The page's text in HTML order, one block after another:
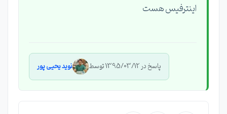
اینترفیس هست
پاسخ در 1395/03/12 توسط نوید یحیی پور